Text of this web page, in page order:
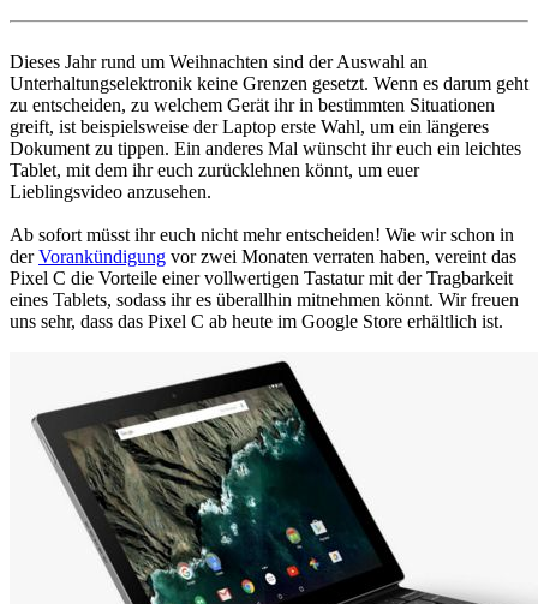
Dieses Jahr rund um Weihnachten sind der Auswahl an
Unterhaltungselektronik keine Grenzen gesetzt. Wenn es darum geht
zu entscheiden, zu welchem Gerät ihr in bestimmten Situationen
greift, ist beispielsweise der Laptop erste Wahl, um ein längeres
Dokument zu tippen. Ein anderes Mal wünscht ihr euch ein leichtes
Tablet, mit dem ihr euch zurücklehnen könnt, um euer
Lieblingsvideo anzusehen.
Ab sofort müsst ihr euch nicht mehr entscheiden! Wie wir schon in
derVorankündigung vor zwei Monaten verraten haben, vereint das
Pixel C die Vorteile einer vollwertigen Tastatur mit der Tragbarkeit
eines Tablets, sodass ihr es überallhin mitnehmen könnt. Wir freuen
uns sehr, dass das Pixel C ab heute im Google Store erhältlich ist.